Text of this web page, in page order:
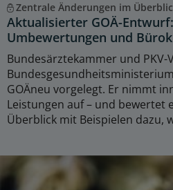
Zentrale Änderungen im
Aktualisierter GOÄ-
Umbewertungen und
Bundesärztekammer und
GOÄneu vorgelegt. Er nimmt
Leistungen auf – und bewertet
Überblick mit Beispielen dazu,